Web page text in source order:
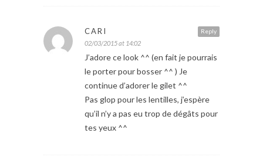
Reply
CARI
02/03/2015 at 14:02
J’adore ce look ^^ (en fait je pourrais
le porter pour bosser ^^ ) Je
continue d’adorer le gilet ^^
Pas glop pour les lentilles, j’espère
qu’il n’y a pas eu trop de dégâts pour
tes yeux ^^